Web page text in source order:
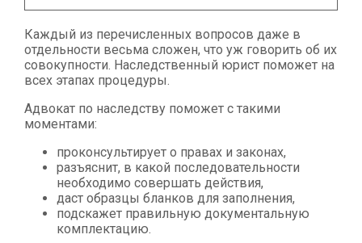
Каждый из перечисленных вопросов даже в
отдельности весьма сложен, что уж говорить об их
совокупности. Наследственный юрист поможет на
всех этапах процедуры.
Адвокат по наследству поможет с такими
моментами:
проконсультирует о правах и законах,
разъяснит, в какой последовательности
необходимо совершать действия,
даст образцы бланков для заполнения,
подскажет правильную документальную
комплектацию.